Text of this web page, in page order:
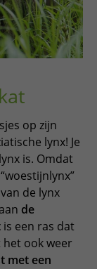
op zijn
lynx! Je
is. Omdat
de lynx
de
is een ras dat
ook weer
met een